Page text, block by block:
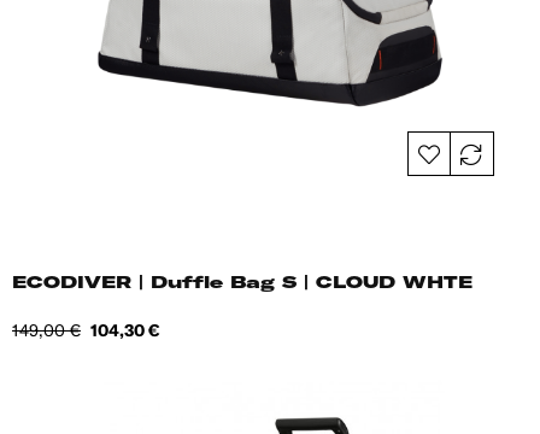
ECODIVER | Duffle Bag S | CLOUD WHTE
Tavahind
149,00 € Hind
104,30 €